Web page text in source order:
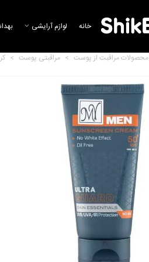
خانه لوازم آرایشی
محصولات مراقبت از پوست > مراقبتی پوست >
شون
519,425 تومان
ریمل حجم دهنده و بلند کننده تو
این وان تیو بلک...
889,256 تومان